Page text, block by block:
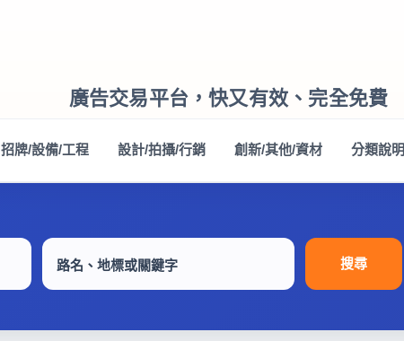
廣告交易平台，快又有效、完全免費
招牌/設備/工程 設計/拍攝/行銷 創新/其他/資材 分類說明
搜尋